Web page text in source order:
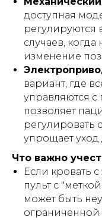
доступная
регулируются
случаев, когда
изменение
вариант, где
управляются с
позволяет
регулировать
упрощает уход
Что важно
Если кровать
пульт с
может быть